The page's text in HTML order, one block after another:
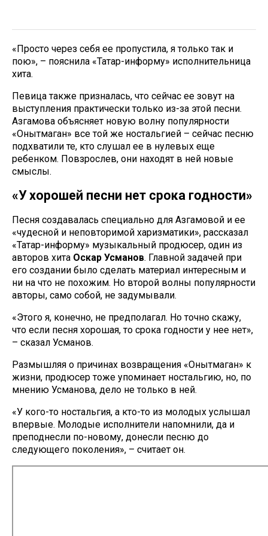
«Просто через себя ее пропустила, я только так и
пою», – пояснила «Татар-информу» исполнительница
хита.
Певица также призналась, что сейчас ее зовут на
выступления практически только из-за этой песни.
Азгамова объясняет новую волну популярности
«Онытмаган» все той же ностальгией – сейчас песню
подхватили те, кто слушал ее в нулевых еще
ребенком. Повзрослев, они находят в ней новые
смыслы.
«У хорошей песни нет срока годности»
Песня создавалась специально для Азгамовой и ее
«чудесной и неповторимой харизматики», рассказал
«Татар-информу» музыкальный продюсер, один из
авторов хита Оскар Усманов. Главной задачей при
его создании было сделать материал интересным и
ни на что не похожим. Но второй волны популярности
авторы, само собой, не задумывали.
«Этого я, конечно, не предполагал. Но точно скажу,
что если песня хорошая, то срока годности у нее нет»,
– сказал Усманов.
Размышляя о причинах возвращения «Онытмаган» к
жизни, продюсер тоже упоминает ностальгию, но, по
мнению Усманова, дело не только в ней.
«У кого-то ностальгия, а кто-то из молодых услышал
впервые. Молодые исполнители напомнили, да и
преподнесли по-новому, донесли песню до
следующего поколения», – считает он.